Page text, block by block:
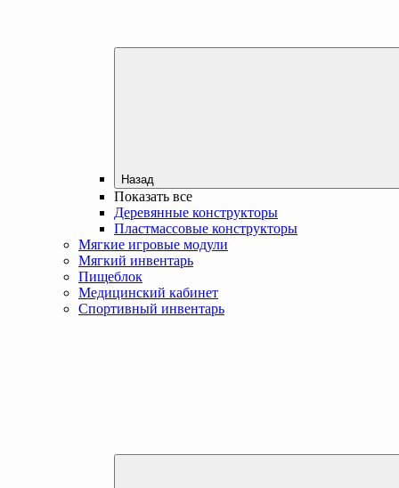
Назад
Показать все
Деревянные конструкторы
Пластмассовые конструкторы
Мягкие игровые модули
Мягкий инвентарь
Пищеблок
Медицинский кабинет
Спортивный инвентарь